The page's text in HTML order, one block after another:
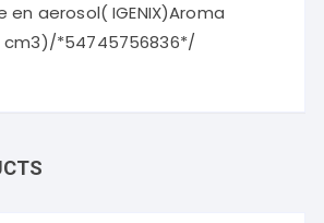
aerosol( IGENIX)Aroma
cm3)/*54745756836*/